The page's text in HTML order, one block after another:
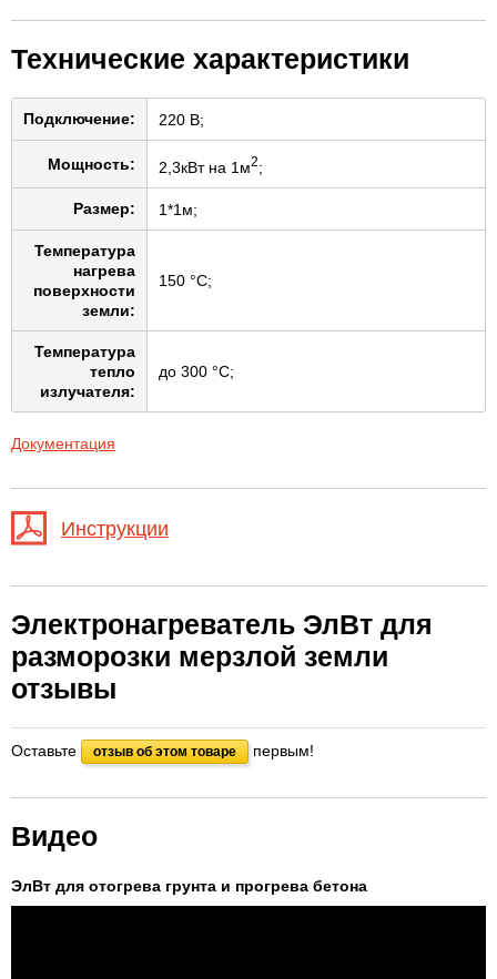
Технические характеристики
Подключение: 220 В;
Мощность: 2,3кВт на 1м2;
Размер: 1*1м;
Температура
нагрева
поверхности
земли:
150 °C;
Температура
тепло
излучателя:
до 300 °C;
Документация
Инструкции
Электронагреватель ЭлВт для
разморозки мерзлой земли
отзывы
Оставьте отзыв об этом товаре первым!
Видео
ЭлВт для отогрева грунта и прогрева бетона